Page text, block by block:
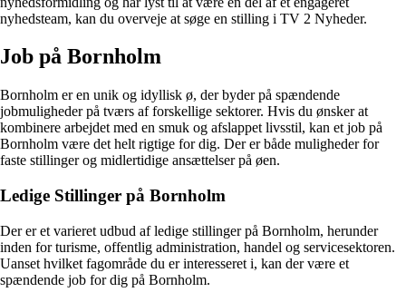
nyhedsteam, kan du overveje at søge en stilling i TV 2 Nyheder.
Job på Bornholm
Bornholm er en unik og idyllisk ø, der byder på spændende
jobmuligheder på tværs af forskellige sektorer. Hvis du ønsker at
kombinere arbejdet med en smuk og afslappet livsstil, kan et job på
Bornholm være det helt rigtige for dig. Der er både muligheder for
faste stillinger og midlertidige ansættelser på øen.
Ledige Stillinger på Bornholm
Der er et varieret udbud af ledige stillinger på Bornholm, herunder
inden for turisme, offentlig administration, handel og servicesektoren.
Uanset hvilket fagområde du er interesseret i, kan der være et
spændende job for dig på Bornholm.